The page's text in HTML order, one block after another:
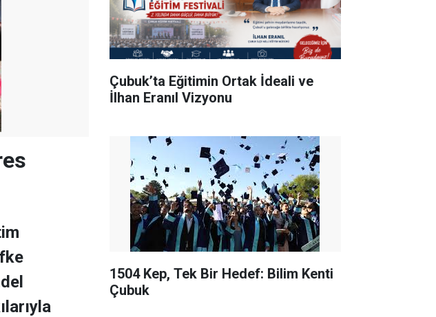
Çubuk’ta Eğitimin Ortak İdeali ve
İlhan Eranıl Vizyonu
1504 Kep, Tek Bir Hedef: Bilim Kenti
Çubuk